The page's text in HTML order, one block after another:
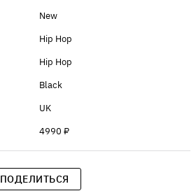
New
Hip Hop
Hip Hop
Black
UK
4990 ₽
ПОДЕЛИТЬСЯ